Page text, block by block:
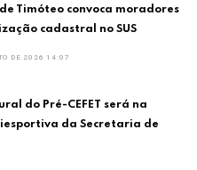
Timóteo convoca moradores
cadastral no SUS
DE 2026 14:07
do Pré-CEFET será na
da Secretaria de